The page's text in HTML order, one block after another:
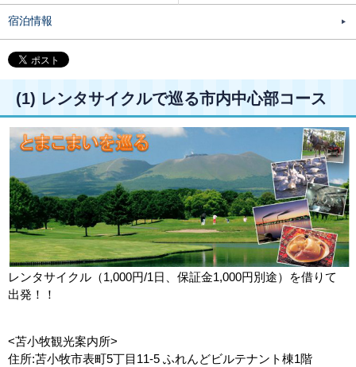
宿泊情報
(1) レンタサイクルで巡る市内中心部コース
レンタサイクル（1,000円/1日、保証金1,000円別途）を借りて
出発！！
<苫小牧観光案内所>
住所:苫小牧市表町5丁目11-5 ふれんどビルテナント棟1階